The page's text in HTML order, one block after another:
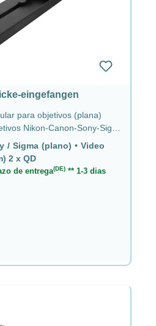
eingefangen
para objetivos (plana)
Nikon-Canon-Sony-Sigma
(140 mm) 2 x QD
/ Sigma (plano) • Video
2 x QD
de entrega(DE)** 1-3 dias